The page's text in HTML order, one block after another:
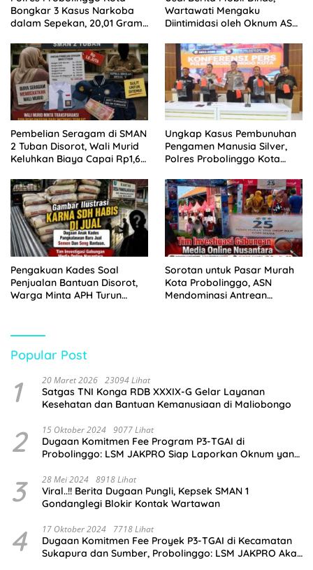
Bongkar 3 Kasus Narkoba
dalam Sepekan, 20,01 Gram
Wartawati Mengaku
Diintimidasi oleh Oknum ASN
Tempuh Jalur Hukum
Pembelian Seragam di SMAN
2 Tuban Disorot, Wali Murid
Keluhkan Biaya Capai Rp1,6
Ungkap Kasus Pembunuhan
Pengamen Manusia Silver,
Polres Probolinggo Kota
Pengakuan Kades Soal
Penjualan Bantuan Disorot,
Warga Minta APH Turun
Sorotan untuk Pasar Murah
Kota Probolinggo, ASN
Mendominasi Antrean
Popular Post
1 20 Maret 2026 23094 Lihat
Satgas TNI Konga RDB XXXIX-G Gelar Layanan
Kesehatan dan Bantuan Kemanusiaan di Maliobongo
2 15 Oktober 2024 9077 Lihat
Dugaan Komitmen Fee Program P3-TGAI di
Probolinggo: LSM JAKPRO Siap Laporkan Oknum yang
3 28 Mei 2024 8918 Lihat
Viral..!! Berita Dugaan Pungli, Kepsek SMAN 1
Gondanglegi Blokir Kontak Wartawan
4 17 Oktober 2024 7718 Lihat
Dugaan Komitmen Fee Proyek P3-TGAI di Kecamatan
Sukapura dan Sumber, Probolinggo: LSM JAKPRO Akan